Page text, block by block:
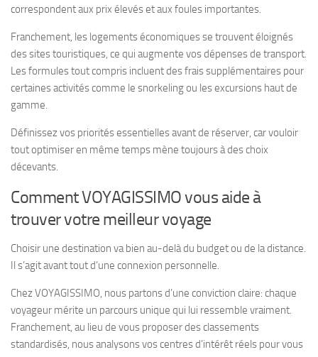
correspondent aux prix élevés et aux foules importantes.
Franchement, les logements économiques se trouvent éloignés
des sites touristiques, ce qui augmente vos dépenses de transport.
Les formules tout compris incluent des frais supplémentaires pour
certaines activités comme le snorkeling ou les excursions haut de
gamme.
Définissez vos priorités essentielles avant de réserver, car vouloir
tout optimiser en même temps mène toujours à des choix
décevants.
Comment VOYAGISSIMO vous aide à
trouver votre meilleur voyage
Choisir une destination va bien au-delà du budget ou de la distance.
Il s’agit avant tout d’une connexion personnelle.
Chez VOYAGISSIMO, nous partons d’une conviction claire: chaque
voyageur mérite un parcours unique qui lui ressemble vraiment.
Franchement, au lieu de vous proposer des classements
standardisés, nous analysons vos centres d’intérêt réels pour vous